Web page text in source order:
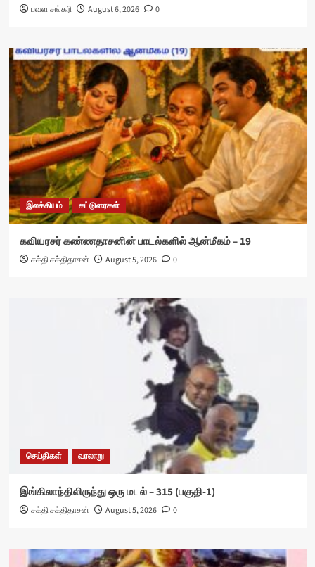
பவள சங்கரி August 6, 2026 0
இலக்கியம் கட்டுரைகள்
கவியரசர் கண்ணதாசனின் பாடல்களில் ஆன்மீகம் – 19
சக்தி சக்திதாசன் August 5, 2026 0
செய்திகள் வரலாறு
இங்கிலாந்திலிருந்து ஒரு மடல் – 315 (பகுதி-1)
சக்தி சக்திதாசன் August 5, 2026 0